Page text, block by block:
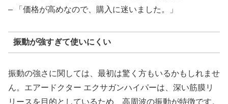
– 「価格が高めなので、購入に迷いました。」
振動が強すぎて使いにくい
振動の強さに関しては、最初は驚く方もいるかもしれませ
ん。エアードクター エクサガンハイパーは、深い筋膜リ
リースを目的としているため、高周波の振動が特徴です。